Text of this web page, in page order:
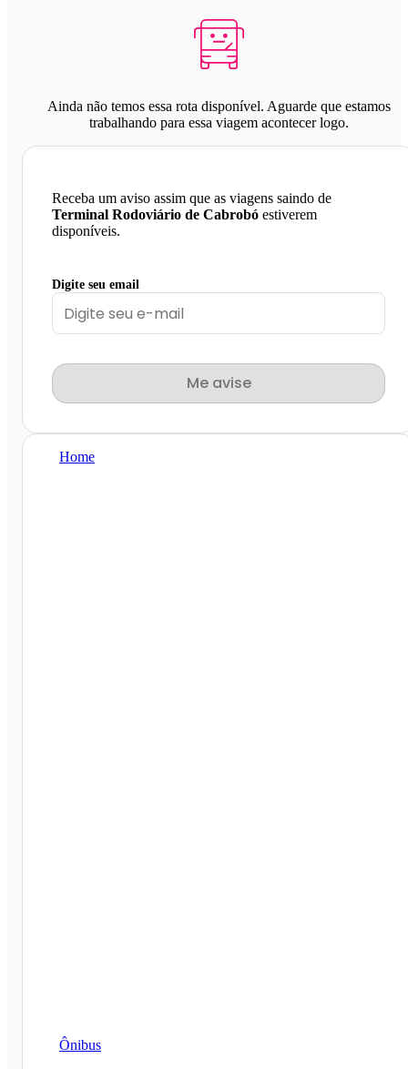
Ainda não temos essa rota disponível. Aguarde que estamos
trabalhando para essa viagem acontecer logo.
Receba um aviso assim que as viagens saindo de
Terminal Rodoviário de Cabrobó estiverem
disponíveis.
Digite seu email
Me avise
Home
Ônibus